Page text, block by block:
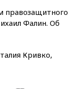
правозащитного
Фалин. Об
Кривко,